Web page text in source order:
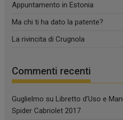
Appuntamento in Estonia
Ma chi ti ha dato la patente?
La rivincita di Crugnola
Commenti recenti
Guglielmo suLibretto d’Uso e
Spider Cabriolet 2017